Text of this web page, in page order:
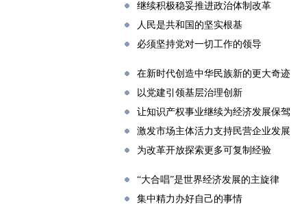
继续积极稳妥推进政治体制改革
人民是共和国的坚实根基
必须坚持党对一切工作的领导
在新时代创造中华民族新的更大奇迹
以党建引领基层治理创新
让知识产权事业继续为经济发展保驾
激发市场主体活力支持民营企业发展
为改革开放探索更多可复制经验
“大合唱”是世界经济发展的主旋律
集中精力办好自己的事情